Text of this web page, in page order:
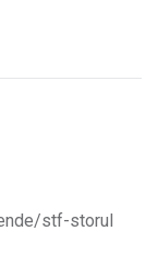
stf-storul